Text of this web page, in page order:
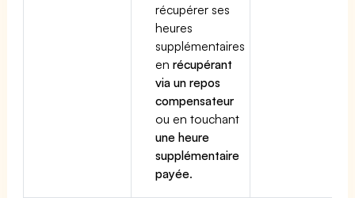
récupérer ses
heures
supplémentaires
enrécupérant
via un repos
compensateur
ou en touchant
une heure
supplémentaire
payée.